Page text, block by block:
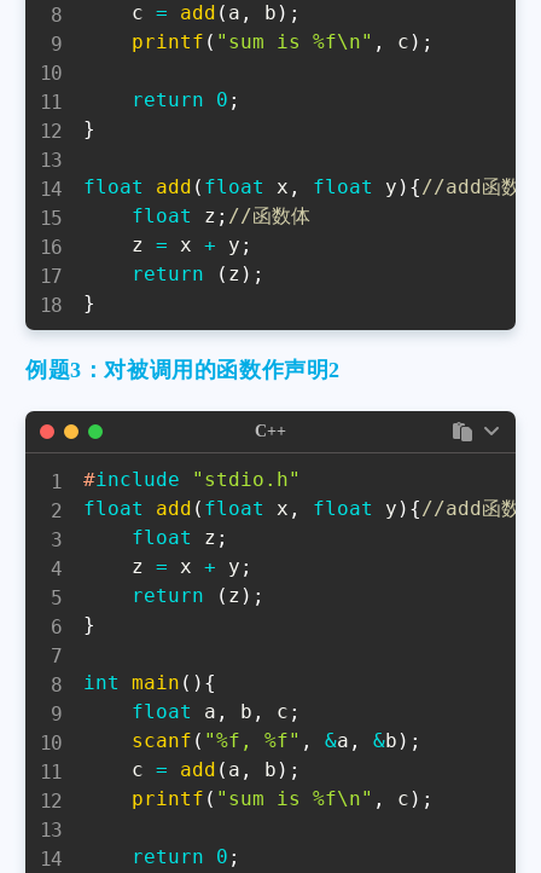
    c
= add ( a , b ) ;
printf ( "sum is %f\n" , c ) ;
return 0 ;
}
float add ( float x , float y ) {//add函数体
float
z ; //函数体
    z
= x + y ;
return
( z ) ;
}
例题3：对被调用的函数作声明2
#include
"stdio.h"
float
add ( float x , float y ) {//add函数的
float
z ;
    z
= x + y ;
return
( z ) ;
}
int main ( ) {
float
a , b , c ;
scanf ( "%f, %f" , &a , &b ) ;
    c
= add ( a , b ) ;
printf ( "sum is %f\n" , c ) ;
return 0 ;
C++